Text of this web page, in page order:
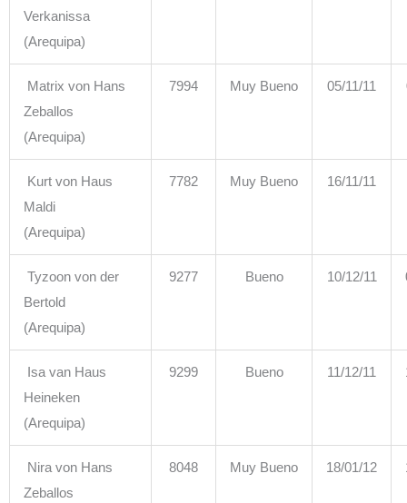
Verkanissa
(Arequipa)
Matrix von Hans
Zeballos
(Arequipa)
7994 Muy Bueno 05/11/11
Kurt von Haus
Maldi
(Arequipa)
7782 Muy Bueno 16/11/11
Tyzoon von der
Bertold
(Arequipa)
9277 Bueno 10/12/11
Isa van Haus
Heineken
(Arequipa)
9299 Bueno 11/12/11
Nira von Hans
Zeballos
8048 Muy Bueno 18/01/12